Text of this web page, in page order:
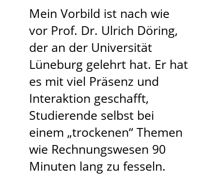
Mein Vorbild ist nach wie
vor Prof. Dr. Ulrich Döring,
der an der Universität
Lüneburg gelehrt hat. Er hat
es mit viel Präsenz und
Interaktion geschafft,
Studierende selbst bei
einem „trockenen“ Themen
wie Rechnungswesen 90
Minuten lang zu fesseln.